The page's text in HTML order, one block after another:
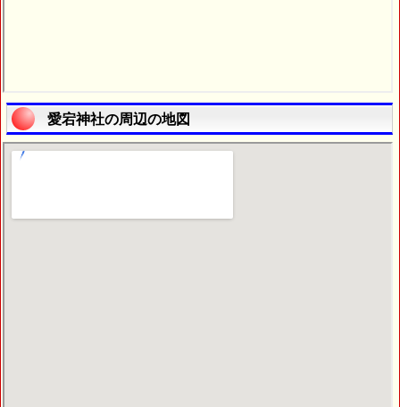
愛宕神社の周辺の地図